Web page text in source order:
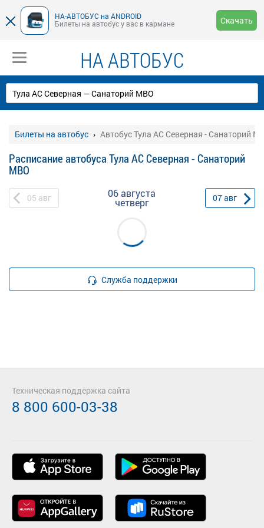
НА-АВТОБУС на ANDROID
Билеты на автобус у вас в кармане
Скачать
НА АВТОБУС
Билеты на автобус Автобус Тула АС Северная - Санаторий
Расписание автобуса Тула АС Северная - Санаторий
МВО
05 авг 06 августа
четверг 07авг
Служба поддержки
Техническая поддержка сайта
8 800 600-03-38